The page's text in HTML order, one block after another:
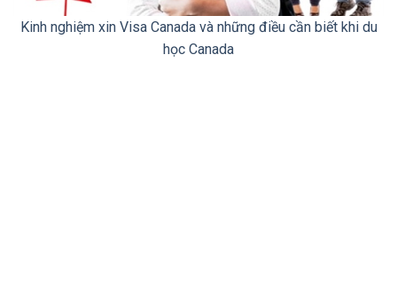
Kinh nghiệm xin Visa Canada và những điều cần biết khi du
học Canada